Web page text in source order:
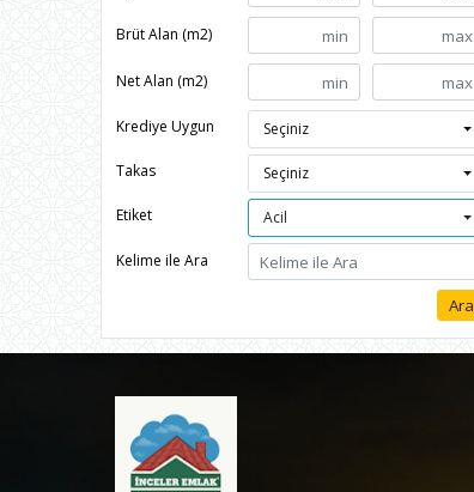
Brüt Alan (m2)
Net Alan (m2)
Krediye Uygun Seçiniz
Takas Seçiniz
Etiket Acil
Kelime ile Ara